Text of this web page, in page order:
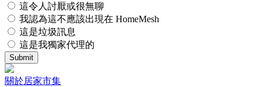
這令人討厭或很無聊
我認為這不應該出現在 HomeMesh
這是垃圾訊息
這是我獨家代理的
Submit
關於居家市集